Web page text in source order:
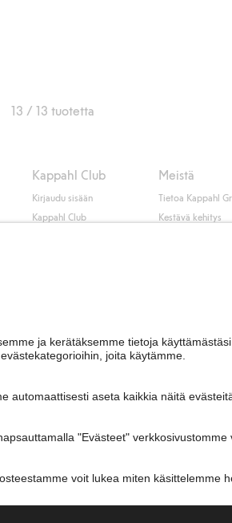
13 / 13 tuotetta
Kappahl Club
Kirjaudu sisään
Kappahl Club
Meistä
Tietoa Kappahl
Kestävä kehitys